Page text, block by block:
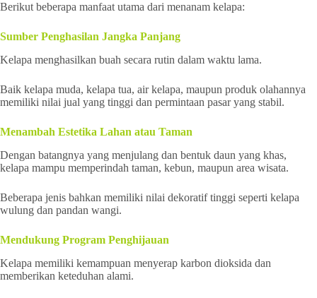
Berikut beberapa manfaat utama dari menanam kelapa:
Sumber Penghasilan Jangka Panjang
Kelapa menghasilkan buah secara rutin dalam waktu lama.
Baik kelapa muda, kelapa tua, air kelapa, maupun produk olahannya
memiliki nilai jual yang tinggi dan permintaan pasar yang stabil.
Menambah Estetika Lahan atau Taman
Dengan batangnya yang menjulang dan bentuk daun yang khas,
kelapa mampu memperindah taman, kebun, maupun area wisata.
Beberapa jenis bahkan memiliki nilai dekoratif tinggi seperti kelapa
wulung dan pandan wangi.
Mendukung Program Penghijauan
Kelapa memiliki kemampuan menyerap karbon dioksida dan
memberikan keteduhan alami.